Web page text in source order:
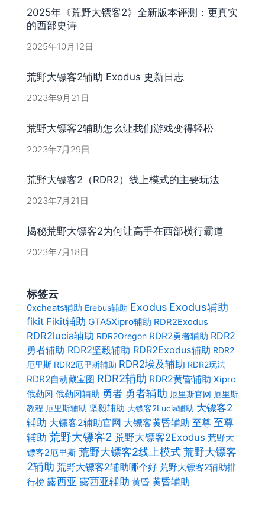
2025年《荒野大镖客2》全新版本评测：更真实
的西部史诗
2025年10月12日
荒野大镖客2辅助 Exodus 更新日志
2023年9月21日
荒野大镖客2辅助怎么让我们游戏变得轻松
2023年7月29日
荒野大镖客2（RDR2）线上模式的主要玩法
2023年7月21日
揭秘荒野大镖客2为何让高手在西部横行霸道
2023年7月18日
标签云
0xcheats辅助 Erebus辅助 Exodus Exodus辅助
fikit Fikit辅助 GTA5Xipro辅助 RDR2Exodus
RDR2lucia辅助 RDR2Oregon RDR2勇者辅助 RDR2
勇者辅助 RDR2坚毅辅助 RDR2Exodus辅助 RDR2
厄里斯 RDR2厄里斯辅助 RDR2埃及辅助 RDR2玩法
RDR2自动藏宝图 RDR2辅助 RDR2黄昏辅助 Xipro
俄勒冈 俄勒冈辅助 勇者 勇者辅助 厄里斯官网 厄里斯
教程 厄里斯辅助 坚毅辅助 大镖客2Lucia辅助 大镖客2
辅助 大镖客2辅助官网 大镖客黄昏辅助 至尊 至尊
辅助 荒野大镖客2 荒野大镖客2Exodus 荒野大
镖客2厄里斯 荒野大镖客2线上模式荒野大镖客
2辅助 荒野大镖客2辅助哪个好 荒野大镖客2辅助排
行榜 露西亚 露西亚辅助 黄昏 黄昏辅助